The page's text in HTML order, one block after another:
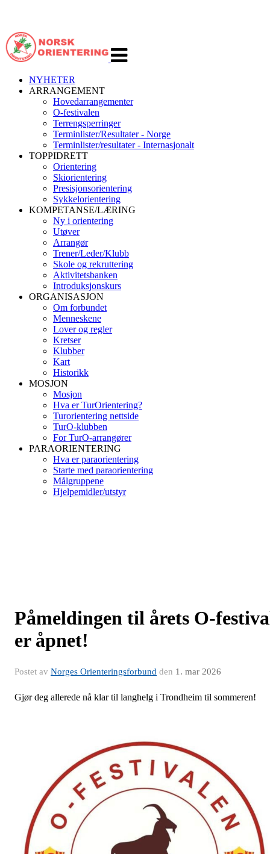
navigasjon
NYHETER
ARRANGEMENT
Hovedarrangementer
O-festivalen
Terrengsperringer
Terminlister/Resultater - Norge
Terminlister/resultater - Internasjonalt
TOPPIDRETT
Orientering
Skiorientering
Presisjonsorientering
Sykkelorientering
KOMPETANSE/LÆRING
Ny i orientering
Utøver
Arrangør
Trener/Leder/Klubb
Skole og rekruttering
Aktivitetsbanken
Introduksjonskurs
ORGANISASJON
Om forbundet
Menneskene
Lover og regler
Kretser
Klubber
Kart
Historikk
MOSJON
Mosjon
Hva er TurOrientering?
Turorientering nettside
TurO-klubben
For TurO-arrangører
PARAORIENTERING
Hva er paraorientering
Starte med paraorientering
Målgruppene
Hjelpemidler/utstyr
Påmeldingen til årets O-
er åpnet!
Postet av Norges Orienteringsforbund den 1. mar 2026
Gjør deg allerede nå klar til langhelg i Trondheim til sommeren!